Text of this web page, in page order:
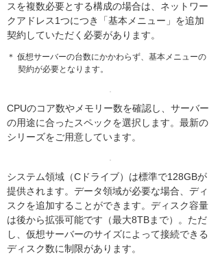
スを複数必要とする構成の場合は、ネットワー
クアドレス1つにつき「基本メニュー」を追加
契約していただく必要があります。
＊ 仮想サーバーの台数にかかわらず、基本メニューの
契約が必要となります。
CPUのコア数やメモリー数を確認し、サーバー
の用途に合ったスペックを選択します。最新の
シリーズをご用意しています。
システム領域（Cドライブ）は標準で128GBが
提供されます。データ領域が必要な場合、ディ
スクを追加することができます。ディスク容量
は後から拡張可能です（最大8TBまで）。ただ
し、仮想サーバーのサイズによって接続できる
ディスク数に制限があります。